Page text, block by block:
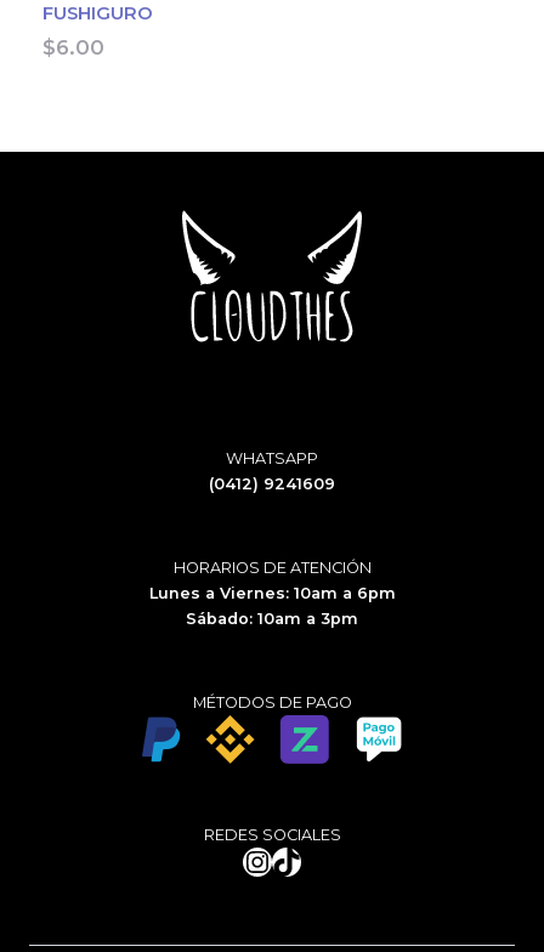
FUSHIGURO
$6.00
WHATSAPP
(0412) 9241609
HORARIOS DE ATENCIÓN
Lunes a Viernes: 10am a 6pm
Sábado: 10am a 3pm
MÉTODOS DE PAGO
REDES SOCIALES
Instagram
TikTok